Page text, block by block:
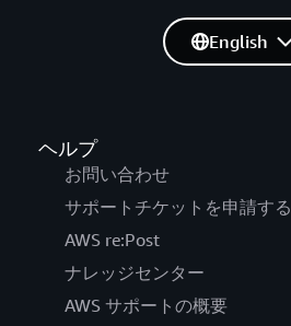
ヘルプ
お問い合わせ
サポートチケットを申請する
AWS re:Post
ナレッジセンター
AWS サポートの概要
English